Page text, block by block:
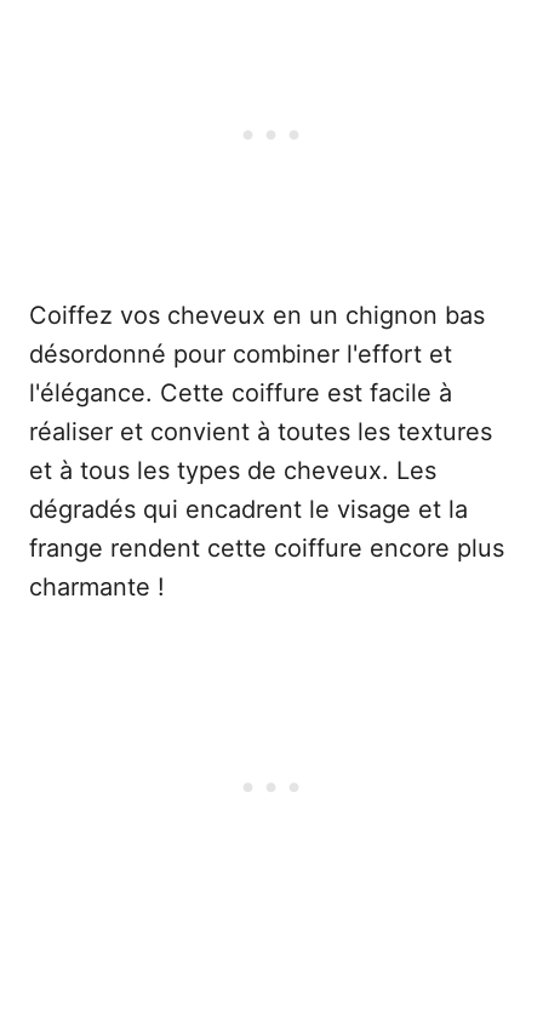
Coiffez vos cheveux en un chignon bas
désordonné pour combiner l'effort et
l'élégance. Cette coiffure est facile à
réaliser et convient à toutes les textures
et à tous les types de cheveux. Les
dégradés qui encadrent le visage et la
frange rendent cette coiffure encore plus
charmante !